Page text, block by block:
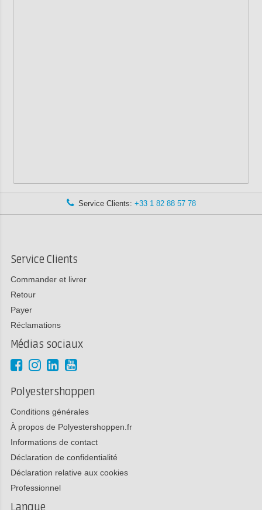
Service Clients: +33 1 82 88 57 78
Service Clients
Commander et livrer
Retour
Payer
Réclamations
Médias sociaux
Polyestershoppen
Conditions générales
À propos de Polyestershoppen.fr
Informations de contact
Déclaration de confidentialité
Déclaration relative aux cookies
Professionnel
Langue